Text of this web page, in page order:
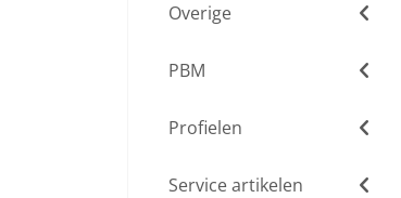
Overige
PBM
Profielen
Service artikelen